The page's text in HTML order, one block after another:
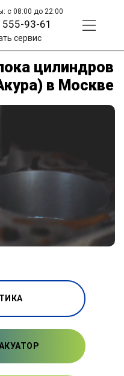
с 08:00 до 22:00
93-61
сервис
цилиндров
в Москве